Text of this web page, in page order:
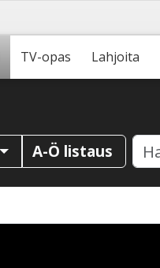
TV-opas Lahjoita
A-Ö listaus